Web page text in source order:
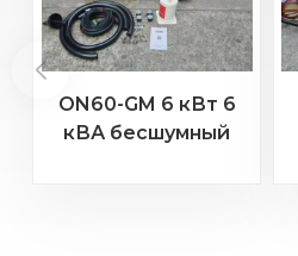
ON60-GM 6 кВт 6
кВА бесшумный